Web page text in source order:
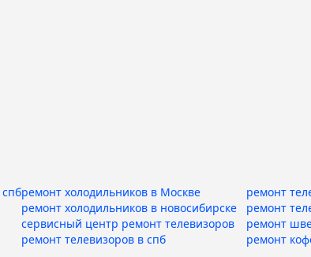
ремонт холодильников в Москве
ремонт
ремонт холодильников в новосибирске
ремонт
сервисный центр ремонт телевизоров
ремонт
ремонт телевизоров в спб ремонт